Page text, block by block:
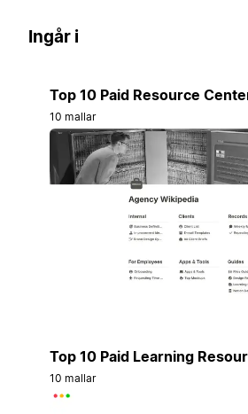
Ingår i
Top 10 Paid Resource
10 mallar
Top 10 Paid Learning
10 mallar